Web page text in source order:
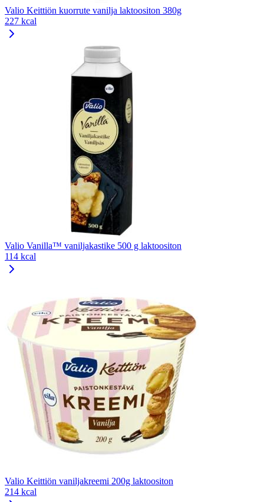
Valio Keittiön kuorrute vanilja laktoositon 380g
227 kcal
Valio Vanilla™ vaniljakastike 500 g laktoositon
114 kcal
Valio Keittiön vaniljakreemi 200g laktoositon
214 kcal